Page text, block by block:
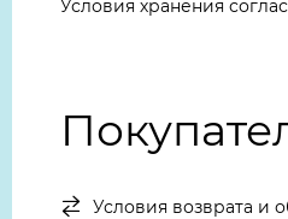
Условия хранения
Условия возврата и